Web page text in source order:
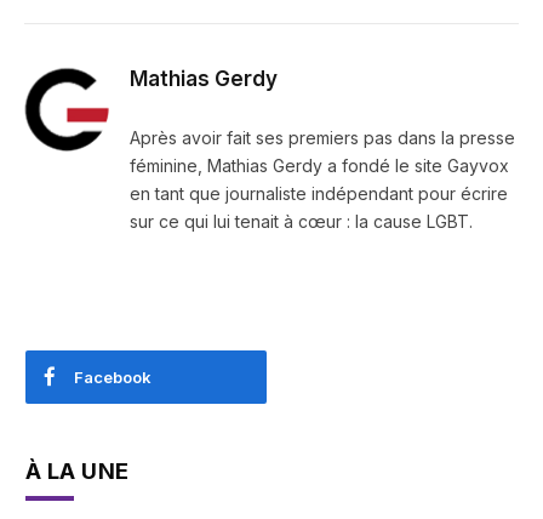
Mathias Gerdy
Après avoir fait ses premiers pas dans la presse
féminine, Mathias Gerdy a fondé le site Gayvox
en tant que journaliste indépendant pour écrire
sur ce qui lui tenait à cœur : la cause LGBT.
Facebook
À LA UNE